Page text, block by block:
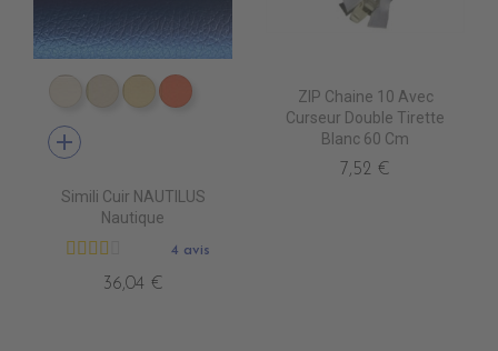
EN4010 IVOIRE
EN4020 BEIGE
EN4040 SIENNE
EN4060 ORANGE
add
Simili Cuir NAUTILUS
Nautique
4 avis
36,04 €
ZIP Chaine 10 Avec
Curseur Double Tirette
Blanc 60 Cm
7,52 €